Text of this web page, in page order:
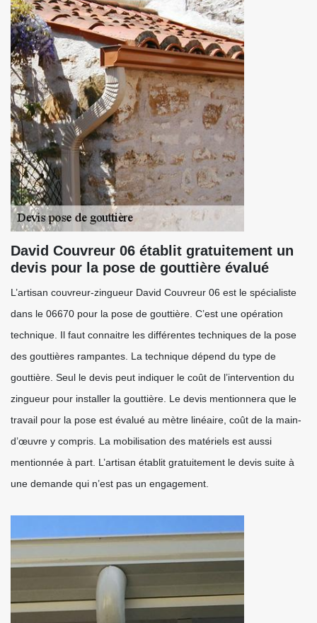
David Couvreur 06 établit gratuitement un
devis pour la pose de gouttière évalué
L’artisan couvreur-zingueur David Couvreur 06 est le spécialiste
dans le 06670 pour la pose de gouttière. C’est une opération
technique. Il faut connaitre les différentes techniques de la pose
des gouttières rampantes. La technique dépend du type de
gouttière. Seul le devis peut indiquer le coût de l’intervention du
zingueur pour installer la gouttière. Le devis mentionnera que le
travail pour la pose est évalué au mètre linéaire, coût de la main-
d’œuvre y compris. La mobilisation des matériels est aussi
mentionnée à part. L’artisan établit gratuitement le devis suite à
une demande qui n’est pas un engagement.